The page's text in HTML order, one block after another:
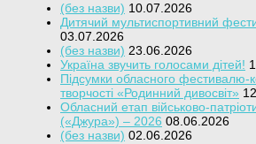
(без назви) 10.07.2026
Дитячий мультиспортивний
03.07.2026
(без назви) 23.06.2026
Україна звучить голосами дітей!
Підсумки обласного фестивалю-
творчості «Родинний дивосвіт»
Обласний етап військово-
(«Джура») – 2026 08.06.2026
(без назви) 02.06.2026